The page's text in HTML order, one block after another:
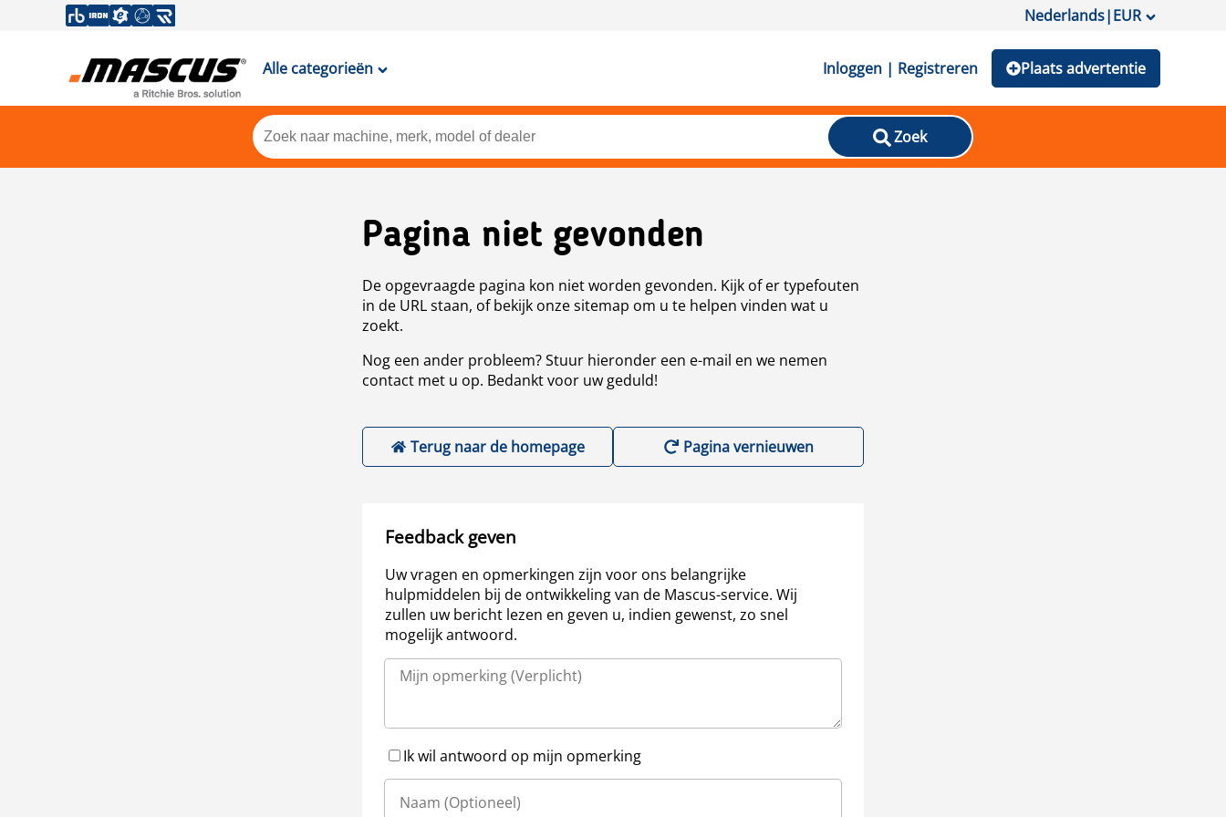
Nederlands|EUR
Alle categorieën Inloggen | Registreren Plaats advertentie
Zoek
Pagina niet gevonden
De opgevraagde pagina kon niet worden gevonden. Kijk of er typefouten
in de URL staan, of bekijk onze sitemap om u te helpen vinden wat u
zoekt.
Nog een ander probleem? Stuur hieronder een e-mail en we nemen
contact met u op. Bedankt voor uw geduld!
Terug naar de homepage Pagina vernieuwen
Feedback geven
Uw vragen en opmerkingen zijn voor ons belangrijke
hulpmiddelen bij de ontwikkeling van de Mascus-service. Wij
zullen uw bericht lezen en geven u, indien gewenst, zo snel
mogelijk antwoord.
Ik wil antwoord op mijn opmerking